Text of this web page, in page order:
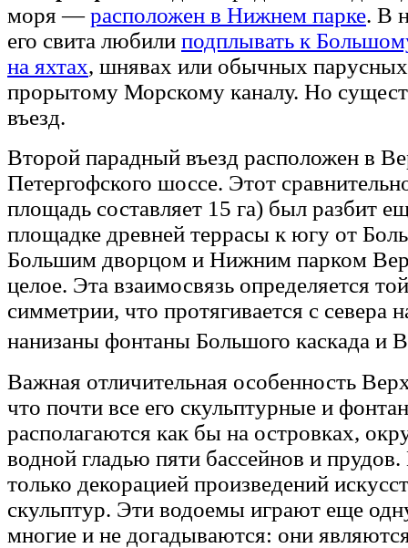
моря —расположен в Нижнем парке. В
его свита любили подплывать к
на яхтах, шнявах или обычных парусных
прорытому Морскому каналу. Но
въезд.
Второй парадный въезд расположен в
Петергофского шоссе. Этот
площадь составляет 15 га) был разбит
площадке древней террасы к югу от
Большим дворцом и Нижним парком
целое. Эта взаимосвязь определяется
симметрии, что протягивается с севера
нанизаны фонтаны Большого каскада
Важная отличительная особенность
что почти все его скульптурные и
располагаются как бы на островках,
водной гладью пяти бассейнов и
только декорацией произведений
скульптур. Эти водоемы играют еще
многие и не догадываются: они